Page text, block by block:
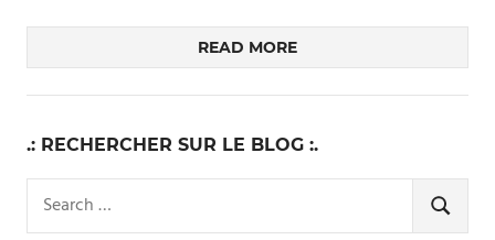
READ MORE
.: RECHERCHER SUR LE BLOG :.
for:
SEARCH